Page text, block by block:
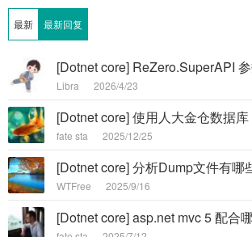
最新 最新回复
[Dotnet core] ReZero.SuperAPI
Libra 2026/4/23
fate sta 2025/12/25
[Dotnet core] 分析Dump文件有哪
WTFree 2025/9/16